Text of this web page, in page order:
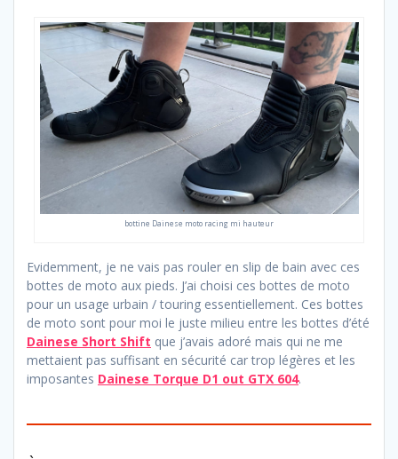
bottine Dainese moto racing mi hauteur
Evidemment, je ne vais pas rouler en slip de bain avec ces
bottes de moto aux pieds. J’ai choisi ces bottes de moto
pour un usage urbain / touring essentiellement. Ces bottes
de moto sont pour moi le juste milieu entre les bottes d’été
Dainese Short Shift que j’avais adoré mais qui ne me
mettaient pas suffisant en sécurité car trop légères et les
imposantes Dainese Torque D1 out GTX 604.